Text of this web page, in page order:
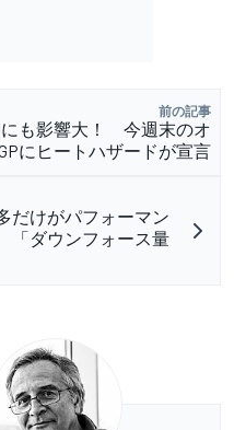
前の記事
にも影響大！ 今週末のオ
にヒートハザードが宣言
だけがパフォーマン
「ダウンフォース量